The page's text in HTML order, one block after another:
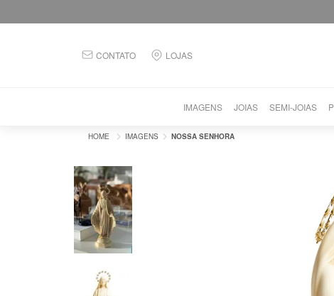
CONTATO LOJAS
IMAGENS JOIAS SEMI-JOIAS
IMAGENS NOSSA SENHORA